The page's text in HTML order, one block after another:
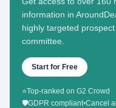
information in
highly targeted
committee.
Start for Free
⭐Top-ranked on G2 Crowd
🛡️GDPR compliant•Cancel